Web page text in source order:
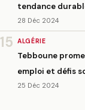
tendance
28 Déc 2024
15 ALGÉRIE
Tebboune
emploi et défis
25 Déc 2024